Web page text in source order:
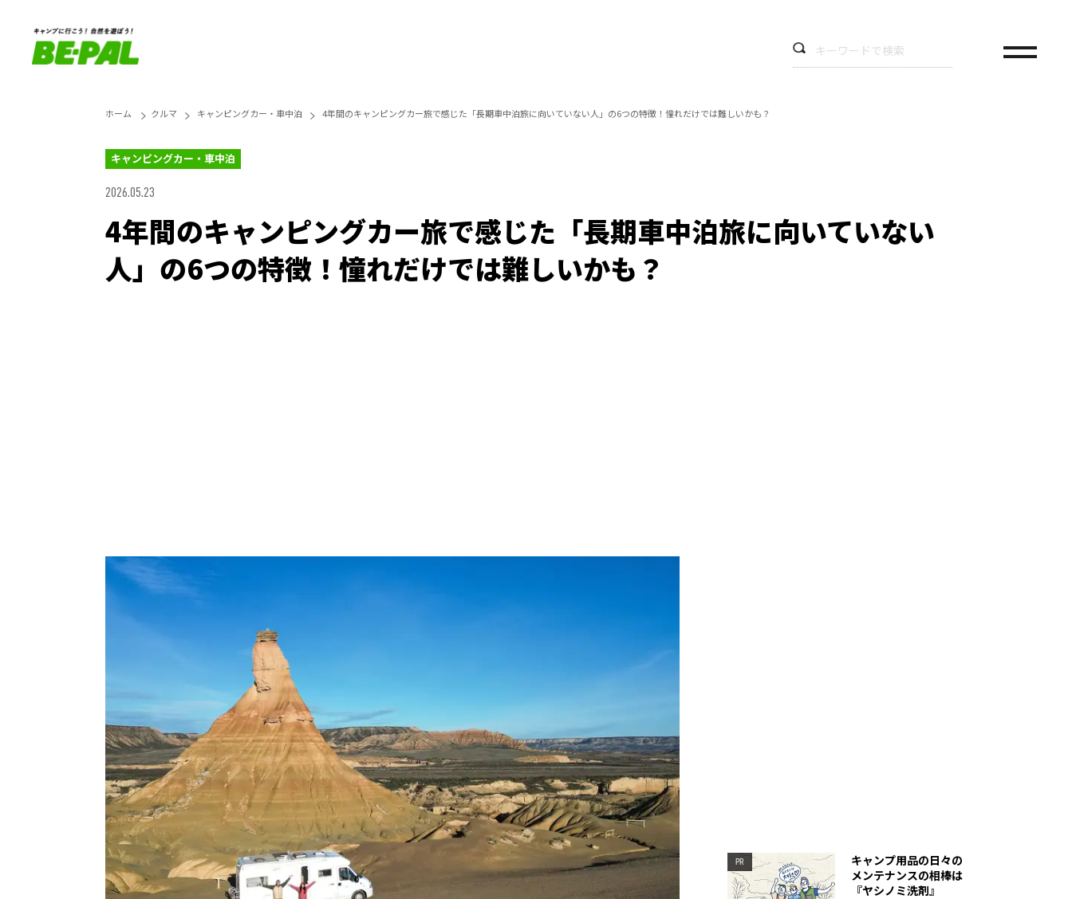
ホーム クルマ キャンピングカー・車中泊 4年間のキャンピングカー旅で感じた「長期車中泊旅に向いていない人」の6つの特徴！憧れだけでは難しいかも？
キャンピングカー・車中泊
2026.05.23
4年間のキャンピングカー旅で感じた「長期車中泊旅に向いていない
人」の6つの特徴！憧れだけでは難しいかも？
PR
キャンプ用品の日々の
メンテナンスの相棒は
『ヤシノミ洗剤』